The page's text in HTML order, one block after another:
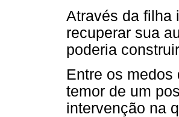
Através da filha
recuperar sua
poderia
Entre os
temor de um
intervenção na